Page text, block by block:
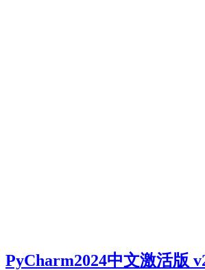
PyCharm2024中文激活版